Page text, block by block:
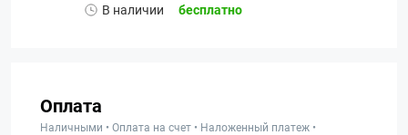
В наличии бесплатно
Оплата
Наличными • Оплата на счет • Наложенный платеж •